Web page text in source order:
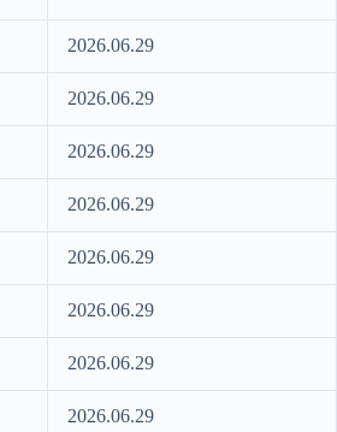
2026.06.29
2026.06.29
2026.06.29
2026.06.29
2026.06.29
2026.06.29
2026.06.29
2026.06.29